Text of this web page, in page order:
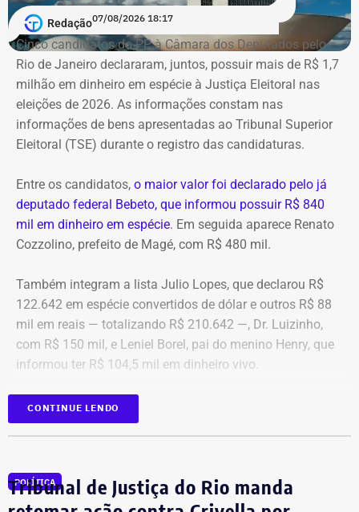
A Polícia Federal indica que a operação era feita de
fachada para não pagar o ICMS na chegada do
combustível ao país. Com a Refit postergava de
pagamentos de impostos, a empresa só deveria pagar o
tributo no momento da venda para o consumidor final,
algo que nunca foi feito, de acordo com a investigação.
*Com informações do blog do Octávio Guedes, do portal
Redação07/08/2026 18:17
Cinco candidatos do PP à Câmara dos Deputados pelo
Rio de Janeiro declararam, juntos, possuir mais de R$ 1,7
milhão em dinheiro em espécie à Justiça Eleitoral nas
eleições de 2026. As informações constam nas
informações de bens apresentadas ao Tribunal Superior
Eleitoral (TSE) durante o registro das candidaturas.
Entre os candidatos, o maior valor foi declarado pelo já
deputado federal Bebeto, que informou possuir R$ 840
mil em dinheiro em espécie. Em seguida aparece Renato
Cozzolino, prefeito de Magé, com R$ 480 mil.
Também integram a lista Julio Lopes, que declarou R$
122.642 em espécie convertidos de dólar e outros R$ 88
mil em reais — totalizando R$ 210.642 —, Dr. Luizinho,
com R$ 150 mil, e Leniel Borel, pai do menino Henry, que
informou ter R$ 104,5 mil em dinheiro vivo.
Candidato
Bebeto
Dr. Luizinho
R$ 150.000,00
CONTINUE LENDO
POLÍTICA
Tribunal de Justiça do Rio manda